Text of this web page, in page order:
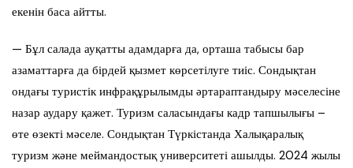
екенін баса айтты.
— Бұл салада ауқатты адамдарға да, орташа табысы бар
азаматтарға да бірдей қызмет көрсетілуге тиіс. Сондықтан
ондағы туристік инфрақұрылымды әртараптандыру мәселесіне
назар аудару қажет. Туризм саласындағы кадр тапшылығы –
өте өзекті мәселе. Сондықтан Түркістанда Халықаралық
туризм және меймандостық университеті ашылды. 2024 жылы